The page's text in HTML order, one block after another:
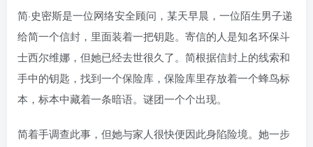
简·史密斯是一位网络安全顾问，某天早晨，一位陌生男子递
给简一个信封，里面装着一把钥匙。寄信的人是知名环保斗
士西尔维娜，但她已经去世很久了。简根据信封上的线索和
手中的钥匙，找到一个保险库，保险库里存放着一个蜂鸟标
本，标本中藏着一条暗语。谜团一个个出现。
简着手调查此事，但她与家人很快便因此身陷险境。她一步